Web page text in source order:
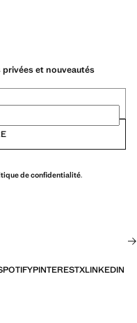
et nouveautés
de confidentialité.
PINTERESTXLINKEDIN